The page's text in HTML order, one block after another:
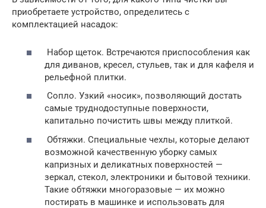
приобретаете устройство, определитесь с
комплектацией насадок:
Набор щеток. Встречаются приспособления как
для диванов, кресел, стульев, так и для кафеля и
рельефной плитки.
Сопло. Узкий «носик», позволяющий достать
самые труднодоступные поверхности,
капитально почистить швы между плиткой.
Обтяжки. Специальные чехлы, которые делают
возможной качественную уборку самых
капризных и деликатных поверхностей —
зеркал, стекол, электроники и бытовой техники.
Такие обтяжки многоразовые — их можно
постирать в машинке и использовать для